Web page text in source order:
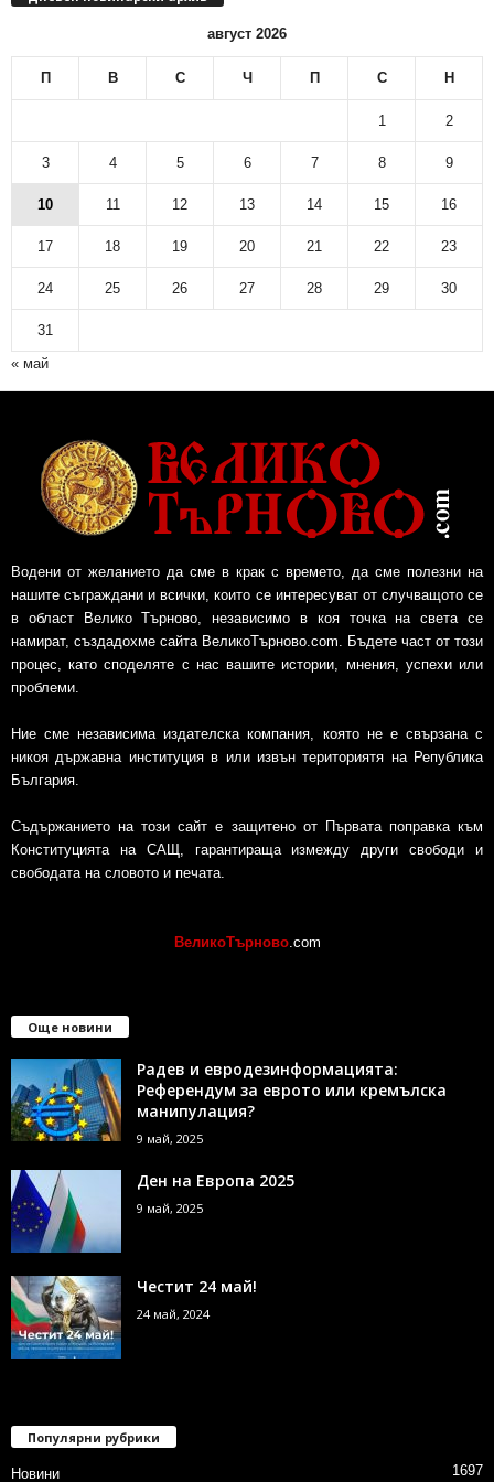
в
а
р
с
к
и
а
август 2026
П В С Ч П С Н
1 2
3 4 5 6 7 8 9
10 11 12 13 14 15 16
17 18 19 20 21 22 23
24 25 26 27 28 29 30
31
« май
Водени от желанието да сме в крак с времето, да сме полезни на
нашите съграждани и всички, които се интересуват от случващото се
в област Велико Търново, независимо в коя точка на света се
намират, създадохме сайта ВеликоТърново.com. Бъдете част от този
процес, като споделяте с нас вашите истории, мнения, успехи или
проблеми.
Ние сме независима издателска компания, която не е свързана с
никоя държавна институция в или извън териториятя на Република
България.
Съдържанието на този сайт е защитено от Първата поправка към
Конституцията на САЩ, гарантираща измежду други свободи и
свободата на словото и печата.
ВеликоТърново.com
Още новини
Радев и евродезинформацията:
Референдум за еврото или кремълска
манипулация?
9 май, 2025
Ден на Европа 2025
9 май, 2025
Честит 24 май!
24 май, 2024
Популярни рубрики
Новини 1697